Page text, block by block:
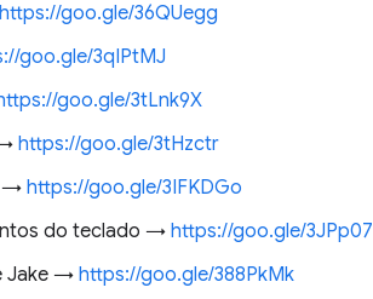
https://goo.gle/36QUegg
goo.gle/3qIPtMJ
goo.gle/3tLnk9X
https://goo.gle/3tHzctr
→ https://goo.gle/3IFKDGo
do teclado → https://goo.gle/
Jake → https://goo.gle/388PkMk